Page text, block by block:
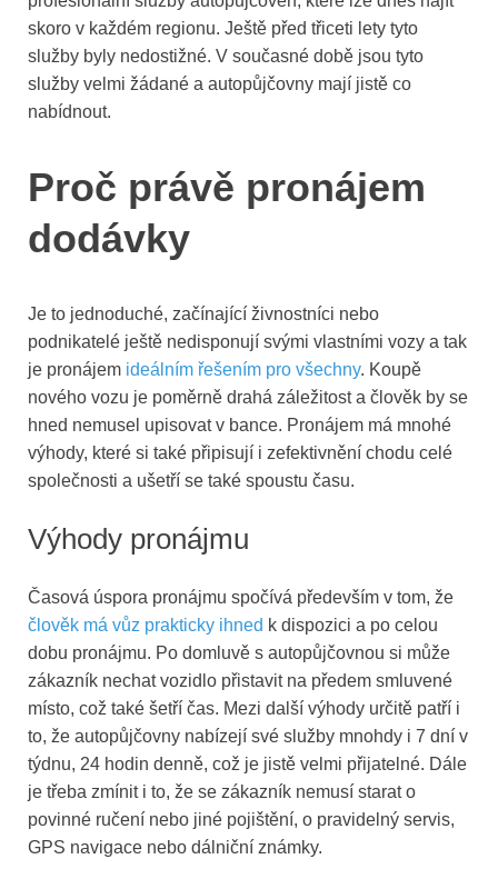
skoro v každém regionu. Ještě před třiceti lety tyto
služby byly nedostižné. V současné době jsou tyto
služby velmi žádané a autopůjčovny mají jistě co
nabídnout.
Proč právě pronájem
dodávky
Je to jednoduché, začínající živnostníci nebo
podnikatelé ještě nedisponují svými vlastními vozy a tak
je pronájem ideálním řešením pro všechny. Koupě
nového vozu je poměrně drahá záležitost a člověk by se
hned nemusel upisovat v bance. Pronájem má mnohé
výhody, které si také připisují i zefektivnění chodu celé
společnosti a ušetří se také spoustu času.
Výhody pronájmu
Časová úspora pronájmu spočívá především v tom, že
člověk má vůz prakticky ihned k dispozici a po celou
dobu pronájmu. Po domluvě s autopůjčovnou si může
zákazník nechat vozidlo přistavit na předem smluvené
místo, což také šetří čas. Mezi další výhody určitě patří i
to, že autopůjčovny nabízejí své služby mnohdy i 7 dní v
týdnu, 24 hodin denně, což je jistě velmi přijatelné. Dále
je třeba zmínit i to, že se zákazník nemusí starat o
povinné ručení nebo jiné pojištění, o pravidelný servis,
GPS navigace nebo dálniční známky.